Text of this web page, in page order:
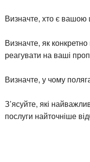
Визначте, хто є вашою
Визначте, як
реагувати на ваші
Визначте, у чому
З’ясуйте, які
послуги найточніше